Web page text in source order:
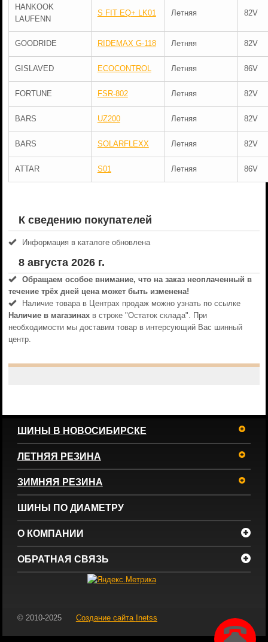
HANKOOK
LAUFENN
S FIT EQ+ LK01 Летняя 82V
GOODRIDE RIDEMAX G-118 Летняя 82V
GISLAVED ECOCONTROL Летняя 86V
FORTUNE FSR-802 Летняя 82V
BARS UZ200 Летняя 82V
BARS SOLARFLEXX Летняя 82V
ATTAR S01 Летняя 86V
К сведению покупателей
Информация в каталоге обновлена
8 августа 2026 г.
Обращаем особое внимание, что на заказ неоплаченный в
течениe трёх дней цена может быть изменена!
Наличие товара в Центрах продаж можно узнать по ссылке
Наличие в магазинахв строке "Остаток склада". При
необходимости мы доставим товар в интерсующий Вас шинный
центр.
ШИНЫ В НОВОСИБИРСКЕ
ЛЕТНЯЯ РЕЗИНА
ЗИМНЯЯ РЕЗИНА
ШИНЫ ПО ДИАМЕТРУ
О КОМПАНИИ
ОБРАТНАЯ СВЯЗЬ
© 2010-2025 Создание сайта Inetss